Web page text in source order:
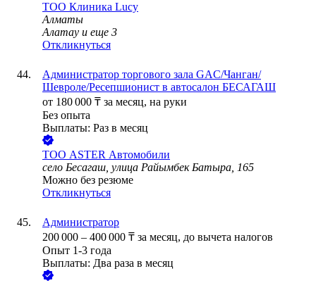
ТОО Клиника Lucy
Алматы
Алатау и еще 3
Откликнуться
Администратор торгового зала GAC/Чанган/
Шевроле/Ресепшионист в автосалон БЕСАГАШ
от 180 000 ₸ за месяц, на руки
Без опыта
Выплаты: Раз в месяц
ТОО ASTER Автомобили
село Бесагаш, улица Райымбек Батыра, 165
Можно без резюме
Откликнуться
Администратор
200 000 – 400 000 ₸ за месяц, до вычета налогов
Опыт 1-3 года
Выплаты: Два раза в месяц